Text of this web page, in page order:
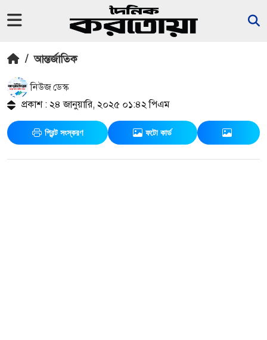
/ আন্তর্জাতিক
নিউজ ডেস্ক
প্রকাশ : ২৪ জানুয়ারি, ২০২৫ ০১:৪২ পিএম
প্রিন্ট সংস্করণ ফটো কার্ড